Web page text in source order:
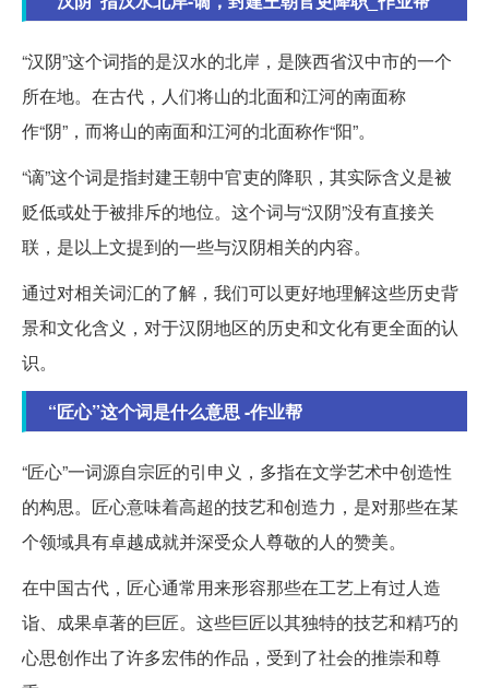
“汉阴”这个词指的是汉水的北岸，是陕西省汉中市的一个
所在地。在古代，人们将山的北面和江河的南面称
作“阴”，而将山的南面和江河的北面称作“阳”。
“谪”这个词是指封建王朝中官吏的降职，其实际含义是被
贬低或处于被排斥的地位。这个词与“汉阴”没有直接关
联，是以上文提到的一些与汉阴相关的内容。
通过对相关词汇的了解，我们可以更好地理解这些历史背
景和文化含义，对于汉阴地区的历史和文化有更全面的认
识。
“匠心”这个词是什么意思 -作业帮
“匠心”一词源自宗匠的引申义，多指在文学艺术中创造性
的构思。匠心意味着高超的技艺和创造力，是对那些在某
个领域具有卓越成就并深受众人尊敬的人的赞美。
在中国古代，匠心通常用来形容那些在工艺上有过人造
诣、成果卓著的巨匠。这些巨匠以其独特的技艺和精巧的
心思创作出了许多宏伟的作品，受到了社会的推崇和尊